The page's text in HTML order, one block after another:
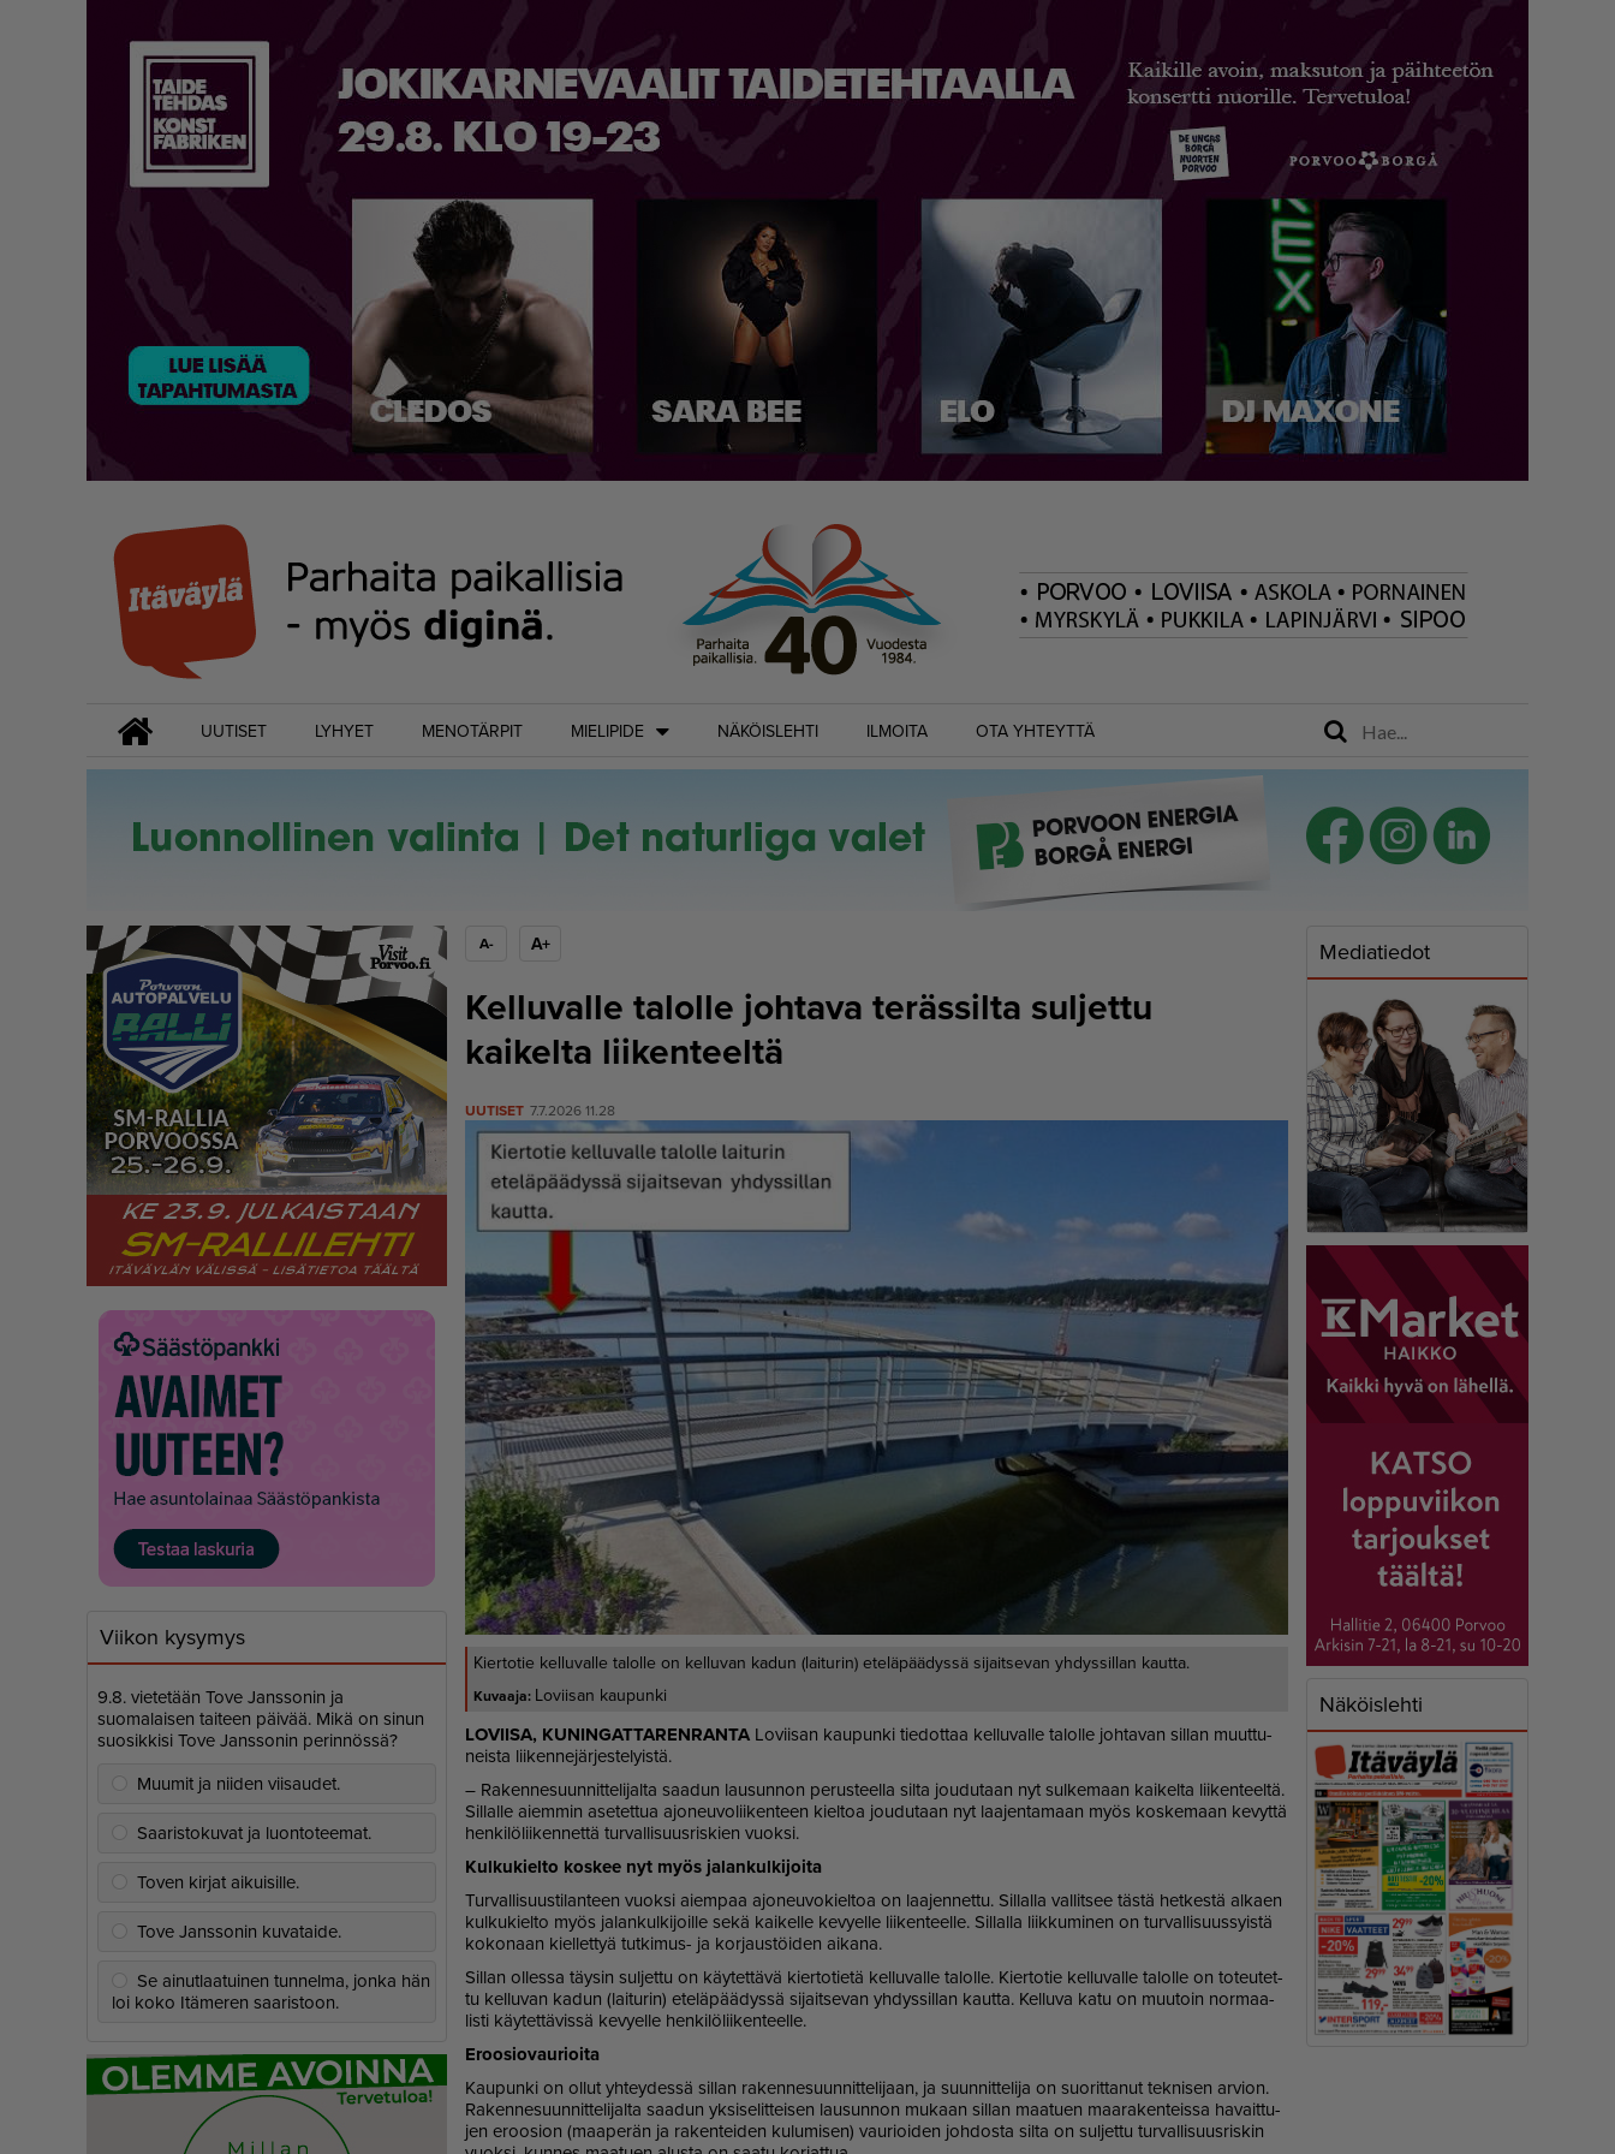
UUTISET LYHYET MENOTÄRPIT MIELIPIDE NÄKÖISLEHTI ILMOITA OTA YHTEYTTÄ
Viikon kysymys
9.8. vietetään Tove Janssonin ja
suomalaisen taiteen päivää. Mikä on sinun
suosikkisi Tove Janssonin perinnössä?
Muumit ja niiden viisaudet.
Saaristokuvat ja luontoteemat.
Toven kirjat aikuisille.
Tove Janssonin kuvataide.
Se ainutlaatuinen tunnelma, jonka hän
loi koko Itämeren saaristoon.
A- A+
Kelluvalle talolle johtava terässilta suljettu
kaikelta liikenteeltä
UUTISET 7.7.2026 11.28
Kiertotie kelluvalle talolle on kelluvan kadun (laiturin) eteläpäädyssä sijaitsevan yhdyssillan kautta.
Loviisan kaupunki
LO­VII­SA, KU­NIN­GAT­TA­REN­RAN­TA Lo­vii­san kau­pun­ki tie­dot­taa kel­lu­val­le ta­lol­le joh­ta­van sil­lan muut­tu­
neis­ta lii­ken­ne­jär­jes­te­lyis­tä.
– Ra­ken­ne­suun­nit­te­li­jal­ta saa­dun lau­sun­non pe­rus­teel­la sil­ta jou­du­taan nyt sul­ke­maan kai­kel­ta lii­ken­teel­tä.
Sil­lal­le ai­em­min ase­tet­tua ajo­neu­vo­lii­ken­teen kiel­toa jou­du­taan nyt laa­jen­ta­maan myös kos­ke­maan ke­vyt­tä
hen­ki­lö­lii­ken­net­tä tur­val­li­suus­ris­kien vuok­si.
Kul­ku­kiel­to kos­kee nyt myös ja­lan­kul­ki­joi­ta
Tur­val­li­suus­ti­lan­teen vuok­si ai­em­paa ajo­neu­vo­kiel­toa on laa­jen­net­tu. Sil­lal­la val­lit­see täs­tä het­kes­tä al­ka­en
kul­ku­kiel­to myös ja­lan­kul­ki­joil­le sekä kai­kel­le ke­vy­el­le lii­ken­teel­le. Sil­lal­la liik­ku­mi­nen on tur­val­li­suus­syis­tä
ko­ko­naan kiel­let­tyä tut­ki­mus- ja kor­jaus­töi­den ai­ka­na.
Sil­lan ol­les­sa täy­sin sul­jet­tu on käy­tet­tä­vä kier­to­tie­tä kel­lu­val­le ta­lol­le. Kier­to­tie kel­lu­val­le ta­lol­le on to­teu­tet­
tu kel­lu­van ka­dun (lai­tu­rin) ete­lä­pää­dys­sä si­jait­se­van yh­dys­sil­lan kaut­ta. Kel­lu­va katu on muu­toin nor­maa­
lis­ti käy­tet­tä­vis­sä ke­vy­el­le hen­ki­lö­lii­ken­teel­le.
Eroo­si­o­vau­ri­oi­ta
Kau­pun­ki on ol­lut yh­tey­des­sä sil­lan ra­ken­ne­suun­nit­te­li­jaan, ja suun­nit­te­li­ja on suo­rit­ta­nut tek­ni­sen ar­vi­on.
Ra­ken­ne­suun­nit­te­li­jal­ta saa­dun yk­si­se­lit­tei­sen lau­sun­non mu­kaan sil­lan maa­tu­en maa­ra­ken­teis­sa ha­vait­tu­
jen eroo­si­on (maa­pe­rän ja ra­ken­tei­den ku­lu­mi­sen) vau­ri­oi­den joh­dos­ta sil­ta on sul­jet­tu tur­val­li­suus­ris­kin
Mediatiedot
Näköislehti